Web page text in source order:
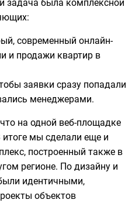
задача была комплексной
современный онлайн-
и продажи квартир в
заявки сразу попадали
менеджерами.
на одной веб-площадке
итоге мы сделали еще и
построенный также в
регионе. По дизайну и
идентичными,
объектов